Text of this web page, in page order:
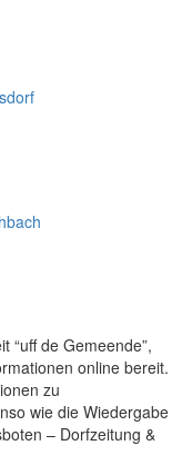
“uff de Gemeende”,
online bereit.
zu
wie die Wiedergabe
– Dorfzeitung &